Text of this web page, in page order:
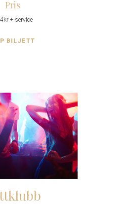
Pris
+ service
BILJETT